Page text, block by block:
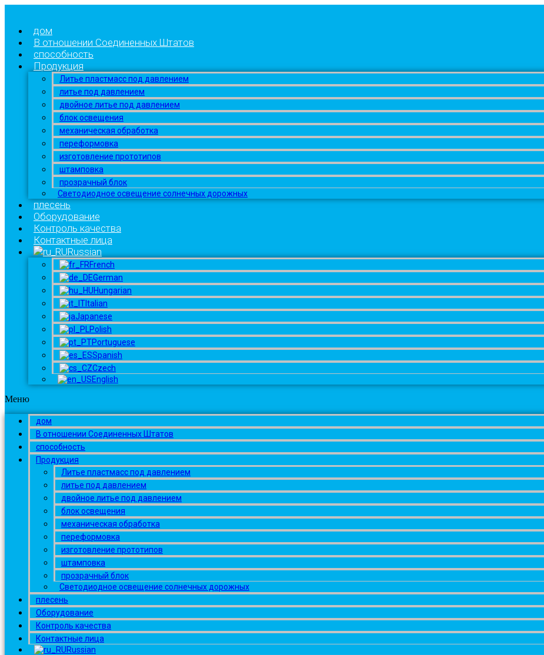
дом
В отношении Соединенных Штатов
способность
Продукция
Литье пластмасс под давлением
литье под давлением
двойное литье под давлением
блок освещения
механическая обработка
переформовка
изготовление прототипов
штамповка
прозрачный блок
Светодиодное освещение солнечных дорожных
плесень
Оборудование
Контроль качества
Контактные лица
Russian
French
German
Hungarian
Italian
Japanese
Polish
Portuguese
Spanish
Czech
English
Меню
дом
В отношении Соединенных Штатов
способность
Продукция
Литье пластмасс под давлением
литье под давлением
двойное литье под давлением
блок освещения
механическая обработка
переформовка
изготовление прототипов
штамповка
прозрачный блок
Светодиодное освещение солнечных дорожных
плесень
Оборудование
Контроль качества
Контактные лица
Russian